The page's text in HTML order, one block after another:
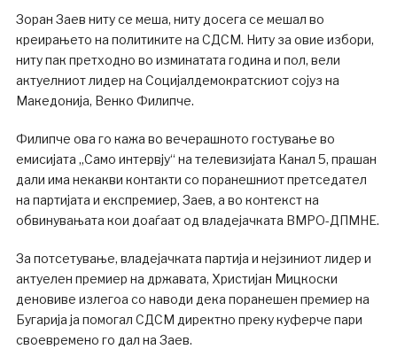
Зоран Заев ниту се меша, ниту досега се мешал во
креирањето на политиките на СДСМ. Ниту за овие избори,
ниту пак претходно во изминатата година и пол, вели
актуелниот лидер на Социјалдемократскиот сојуз на
Македонија, Венко Филипче.
Филипче ова го кажа во вечерашното гостување во
емисијата „Само интервју“ на телевизијата Канал 5, прашан
дали има некакви контакти со поранешниот претседател
на партијата и експремиер, Заев, а во контекст на
обвинувањата кои доаѓаат од владејачката ВМРО-ДПМНЕ.
За потсетување, владејачката партија и нејзиниот лидер и
актуелен премиер на државата, Христијан Мицкоски
деновиве излегоа со наводи дека поранешен премиер на
Бугарија ја помогал СДСМ директно преку куферче пари
своевремено го дал на Заев.